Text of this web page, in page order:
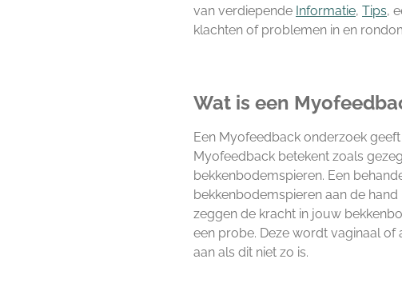
van verdiepende Informatie, Tips,
klachten of problemen in en
Wat is een
Een Myofeedback onderzoek
Myofeedback betekent zoals
bekkenbodemspieren. Een
bekkenbodemspieren aan de
zeggen de kracht in jouw
een probe. Deze wordt vaginaal of
aan als dit niet zo is.